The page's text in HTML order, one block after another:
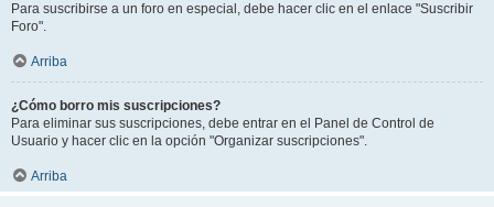
Para suscribirse a un foro en especial, debe hacer clic en el enlace "Suscribir
Foro".
Arriba
¿Cómo borro mis suscripciones?
Para eliminar sus suscripciones, debe entrar en el Panel de Control de
Usuario y hacer clic en la opción "Organizar suscripciones".
Arriba